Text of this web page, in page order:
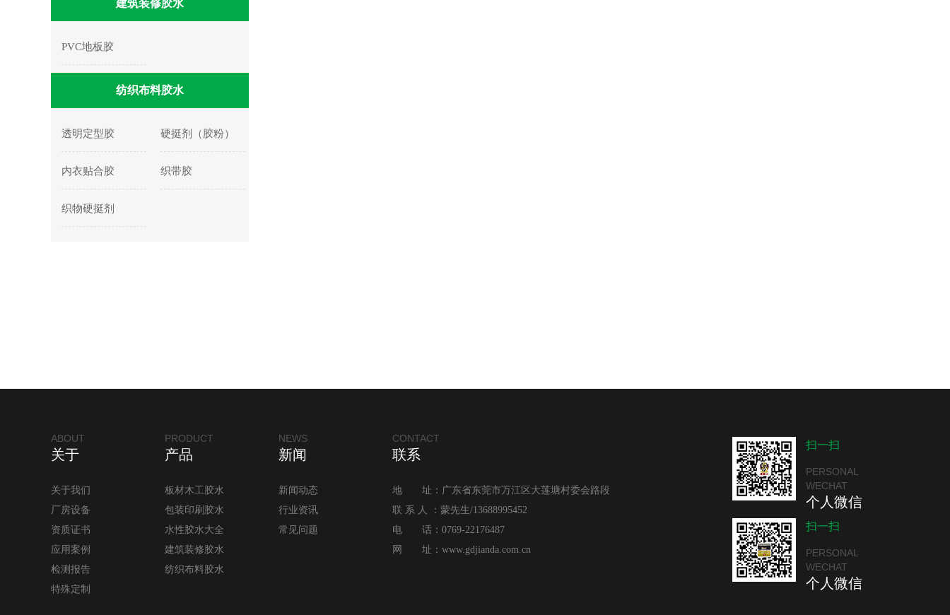
建筑装修胶水
PVC地板胶
纺织布料胶水
透明定型胶 硬挺剂（胶粉）
内衣贴合胶 织带胶
织物硬挺剂
ABOUT
关于
关于我们
厂房设备
资质证书
应用案例
检测报告
特殊定制
PRODUCT
产品
板材木工胶水
包装印刷胶水
水性胶水大全
建筑装修胶水
纺织布料胶水
NEWS
新闻
新闻动态
行业资讯
常见问题
CONTACT
联系
地 址：广东省东莞市万江区大莲塘村委会路段
联 系 人 ：蒙先生/13688995452
电 话：0769-22176487
网 址：www.gdjianda.com.cn
扫一扫
PERSONAL
WECHAT
个人微信
扫一扫
PERSONAL
WECHAT
个人微信